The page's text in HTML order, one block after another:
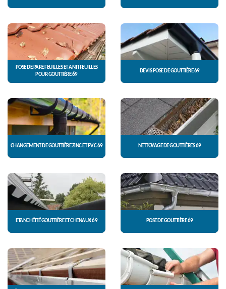
POSE DE PARE FEUILLES ET ANTI FEUILLES
POUR GOUTTIÈRE 69
DEVIS POSE DE GOUTTIÈRE 69
CHANGEMENT DE GOUTTIÈRE ZINC ET PVC 69 NETTOYAGE DE GOUTTIÈRES 69
ETANCHÉITÉ GOUTTIÈRE ET CHENAUX 69 POSE DE GOUTTIÈRE 69